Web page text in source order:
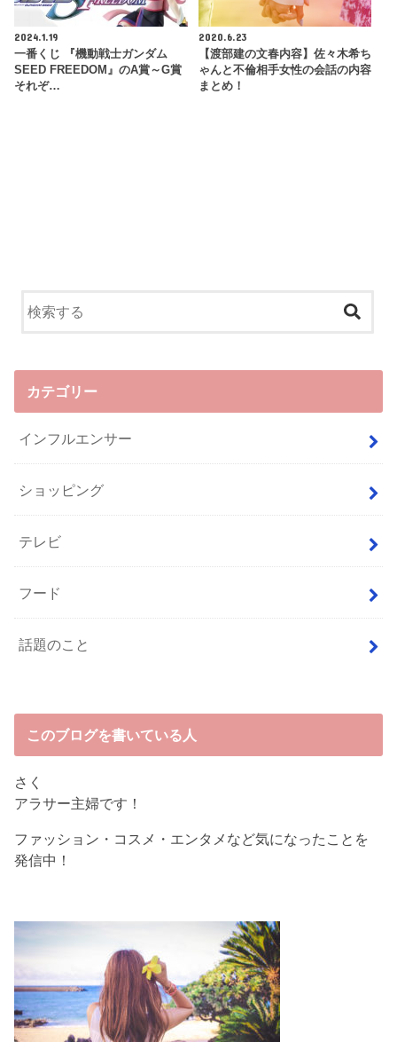
2024.1.19
一番くじ 『機動戦士ガンダム
SEED FREEDOM』のA賞～G賞
それぞ…
2020.6.23
【渡部建の文春内容】佐々木希ち
ゃんと不倫相手女性の会話の内容
まとめ！
カテゴリー
インフルエンサー
ショッピング
テレビ
フード
話題のこと
このブログを書いている人
さく
アラサー主婦です！
ファッション・コスメ・エンタメなど気になったことを
発信中！